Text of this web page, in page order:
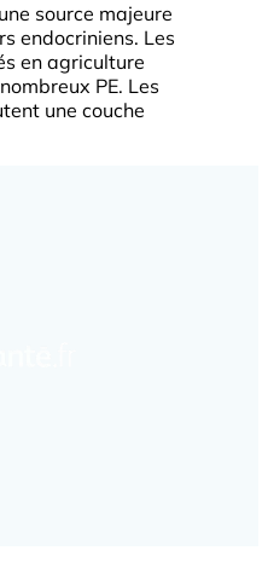
source majeure
endocriniens. Les
en agriculture
PE. Les
une couche